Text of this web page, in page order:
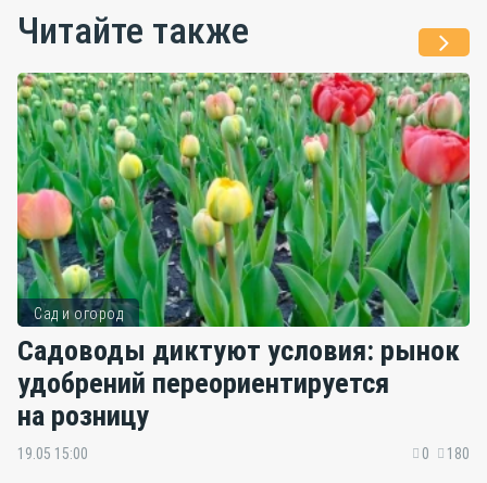
Читайте также
Сад и огород
Садоводы диктуют условия: рынок
удобрений переориентируется
на розницу
19.05 15:00 0 180